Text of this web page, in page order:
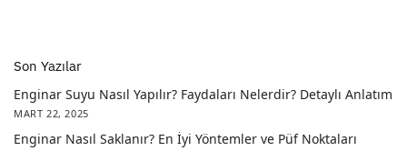
Son Yazılar
Enginar Suyu Nasıl Yapılır? Faydaları Nelerdir? Detaylı Anlatım
MART 22, 2025
Enginar Nasıl Saklanır? En İyi Yöntemler ve Püf Noktaları